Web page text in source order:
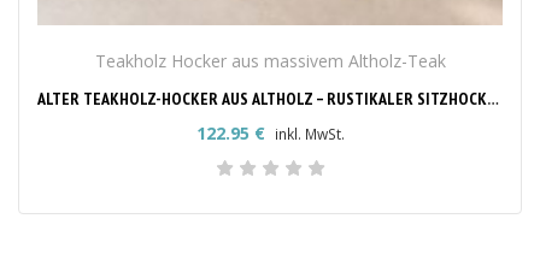
Teakholz Hocker aus massivem Altholz-Teak
ALTER TEAKHOLZ-HOCKER AUS ALTHOLZ – RUSTIKALER SITZHOCKER
122.95 € inkl. MwSt.